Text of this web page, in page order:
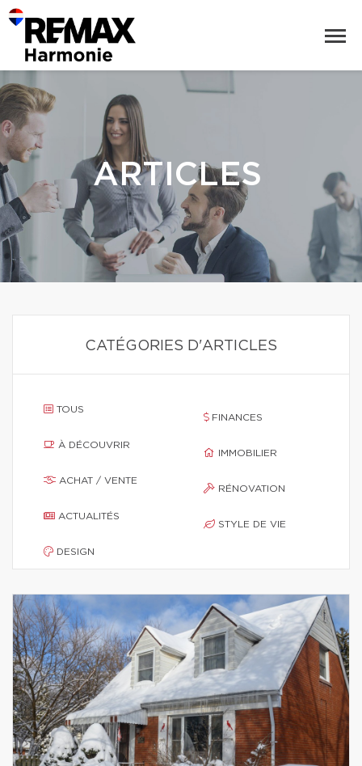
ARTICLES
CATÉGORIES D'ARTICLES
TOUS
À DÉCOUVRIR
ACHAT / VENTE
ACTUALITÉS
DESIGN
FINANCES
IMMOBILIER
RÉNOVATION
STYLE DE VIE